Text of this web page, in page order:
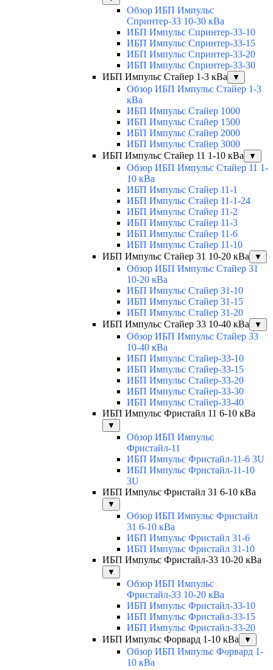
Обзор ИБП Импульс
Спринтер-33 10-30 кВа
ИБП Импульс Спринтер-33-10
ИБП Импульс Спринтер-33-15
ИБП Импульс Спринтер-33-20
ИБП Импульс Спринтер-33-30
ИБП Импульс Стайер 1-3 кВа
▼
Обзор ИБП Импульс Стайер 1-3
кВа
ИБП Импульс Стайер 1000
ИБП Импульс Стайер 1500
ИБП Импульс Стайер 2000
ИБП Импульс Стайер 3000
ИБП Импульс Стайер 11 1-10 кВа
▼
Обзор ИБП Импульс Стайер 11 1-
10 кВа
ИБП Импульс Стайер 11-1
ИБП Импульс Стайер 11-1-24
ИБП Импульс Стайер 11-2
ИБП Импульс Стайер 11-3
ИБП Импульс Стайер 11-6
ИБП Импульс Стайер 11-10
ИБП Импульс Стайер 31 10-20 кВа
▼
Обзор ИБП Импульс Стайер 31
10-20 кВа
ИБП Импульс Стайер 31-10
ИБП Импульс Стайер 31-15
ИБП Импульс Стайер 31-20
ИБП Импульс Стайер 33 10-40 кВа
▼
Обзор ИБП Импульс Стайер 33
10-40 кВа
ИБП Импульс Стайер-33-10
ИБП Импульс Стайер-33-15
ИБП Импульс Стайер-33-20
ИБП Импульс Стайер-33-30
ИБП Импульс Стайер-33-40
ИБП Импульс Фристайл 11 6-10 кВа
▼
Обзор ИБП Импульс
Фристайл-11
ИБП Импульс Фристайл-11-6 3U
ИБП Импульс Фристайл-11-10
3U
ИБП Импульс Фристайл 31 6-10 кВа
▼
Обзор ИБП Импульс Фристайл
31 6-10 кВа
ИБП Импульс Фристайл 31-6
ИБП Импульс Фристайл 31-10
ИБП Импульс Фристайл-33 10-20 кВа
▼
Обзор ИБП Импульс
Фристайл-33 10-20 кВа
ИБП Импульс Фристайл-33-10
ИБП Импульс Фристайл-33-15
ИБП Импульс Фристайл-33-20
ИБП Импульс Форвард 1-10 кВа
▼
Обзор ИБП Импульс Форвард 1-
10 кВа